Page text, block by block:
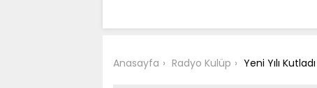
Anasayfa Radyo Kulüp Yeni Yılı Kutladı